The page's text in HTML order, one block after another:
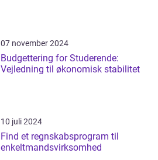
07 november 2024
Budgettering for Studerende:
Vejledning til økonomisk stabilitet
10 juli 2024
Find et regnskabsprogram til
enkeltmandsvirksomhed